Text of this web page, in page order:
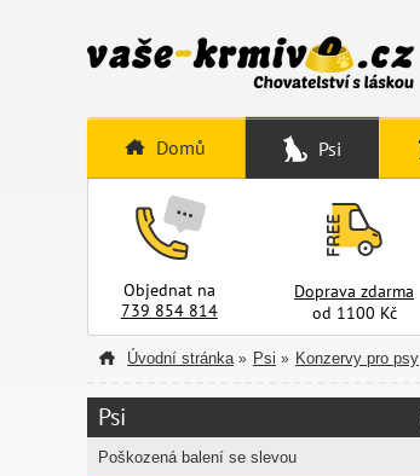
Domů Psi
Objednat na
739 854 814
Doprava zdarma
od 1100 Kč
Úvodní stránka » Psi » Konzervy pro psy
Psi
Poškozená balení se slevou